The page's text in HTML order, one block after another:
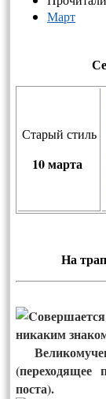
Март
Старый стиль
10 марта
На
(переходящее
поста).